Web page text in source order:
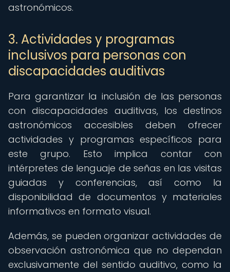
astronómicos.
3. Actividades y programas
inclusivos para personas con
discapacidades auditivas
Para garantizar la inclusión de las personas
con discapacidades auditivas, los destinos
astronómicos accesibles deben ofrecer
actividades y programas específicos para
este grupo. Esto implica contar con
intérpretes de lenguaje de señas en las visitas
guiadas y conferencias, así como la
disponibilidad de documentos y materiales
informativos en formato visual.
Además, se pueden organizar actividades de
observación astronómica que no dependan
exclusivamente del sentido auditivo, como la